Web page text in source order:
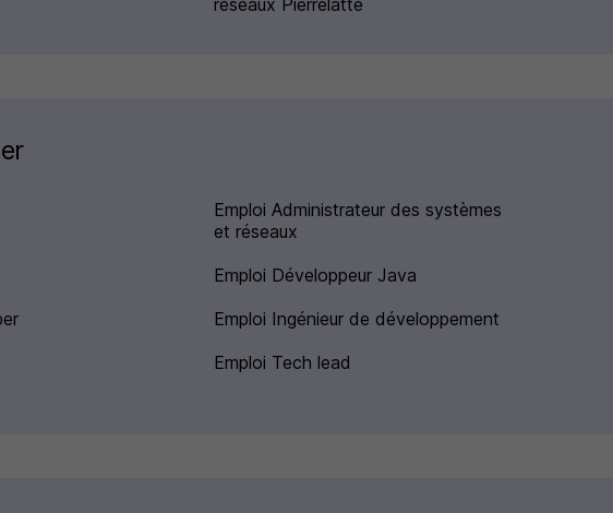
réseaux Pierrelatte
Emploi Administrateur des systèmes
et réseaux
Emploi Développeur Java
Emploi Ingénieur de développement
Emploi Tech lead